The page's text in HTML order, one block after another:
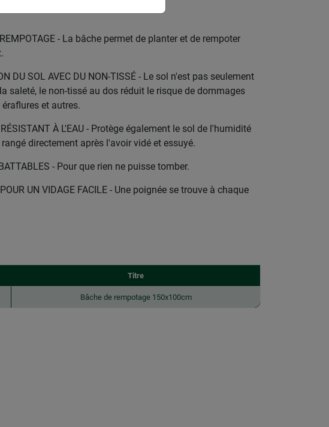
- La bâche permet de planter et de rempoter
DU SOL AVEC DU NON-TISSÉ - Le sol n'est pas seulement
saleté, le non-tissé au dos réduit le risque de dommages
et autres.
À L'EAU - Protège également le sol de l'humidité
directement après l'avoir vidé et essuyé.
- Pour que rien ne puisse tomber.
UN VIDAGE FACILE - Une poignée se trouve à chaque
Titre
Bâche de rempotage 150x100cm